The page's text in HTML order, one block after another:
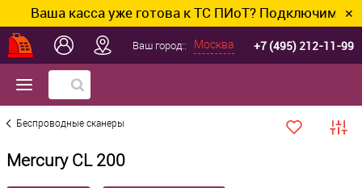
касса уже готова к ТС ПИоТ? Подключим и ✕
Ваш город:: Москва +7 (495) 212-11-99
Беспроводные сканеры
Mercury CL 200